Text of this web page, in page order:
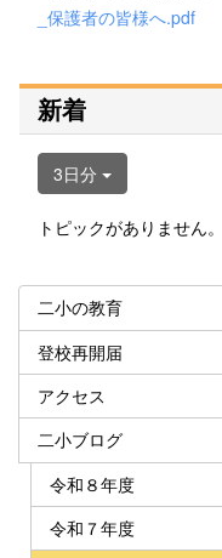
_保護者の皆様へ.pdf
新着
3日分
トピックがありません。
二小の教育
登校再開届
アクセス
二小ブログ
令和８年度
令和７年度